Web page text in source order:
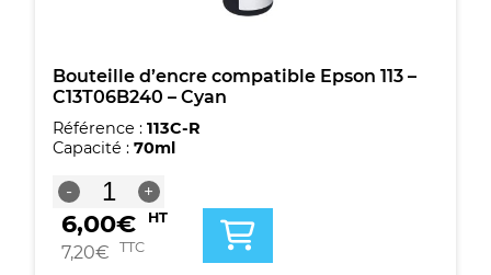
Bouteille d’encre compatible Epson 113 –
C13T06B240 – Cyan
Référence : 113C-R
Capacité : 70ml
-
quantité
de
Bouteille
d'encre
+
6,00€ HT
7,20€ TTC